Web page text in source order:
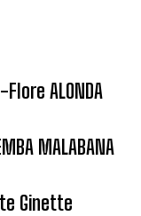
ALONDA
MALABANA
Ginette